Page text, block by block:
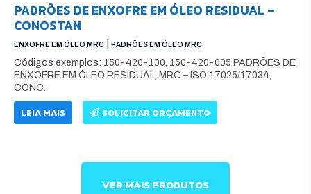
PADRÕES DE ENXOFRE EM ÓLEO RESIDUAL –
CONOSTAN
ENXOFRE EM ÓLEO MRC PADRÕES EM ÓLEO MRC
Códigos exemplos: 150-420-100, 150-420-005 PADRÕES DE
ENXOFRE EM ÓLEO RESIDUAL, MRC – ISO 17025/17034,
CONC...
LEIA MAIS SOLICITAR ORÇAMENTO
VER MAIS PRODUTOS